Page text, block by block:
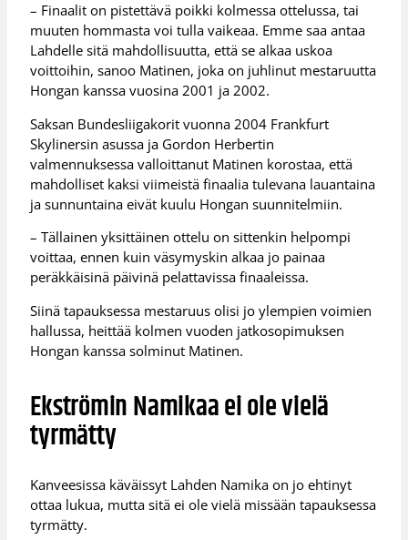
– Finaalit on pistettävä poikki kolmessa ottelussa, tai
muuten hommasta voi tulla vaikeaa. Emme saa antaa
Lahdelle sitä mahdollisuutta, että se alkaa uskoa
voittoihin, sanoo Matinen, joka on juhlinut mestaruutta
Hongan kanssa vuosina 2001 ja 2002.
Saksan Bundesliigakorit vuonna 2004 Frankfurt
Skylinersin asussa ja Gordon Herbertin
valmennuksessa valloittanut Matinen korostaa, että
mahdolliset kaksi viimeistä finaalia tulevana lauantaina
ja sunnuntaina eivät kuulu Hongan suunnitelmiin.
– Tällainen yksittäinen ottelu on sittenkin helpompi
voittaa, ennen kuin väsymyskin alkaa jo painaa
peräkkäisinä päivinä pelattavissa finaaleissa.
Siinä tapauksessa mestaruus olisi jo ylempien voimien
hallussa, heittää kolmen vuoden jatkosopimuksen
Hongan kanssa solminut Matinen.
Ekströmin Namikaa ei ole vielä
tyrmätty
Kanveesissa käväissyt Lahden Namika on jo ehtinyt
ottaa lukua, mutta sitä ei ole vielä missään tapauksessa
tyrmätty.